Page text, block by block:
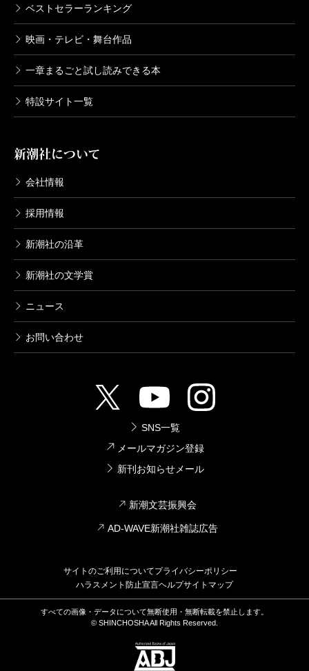
ベストセラーランキング
映画・テレビ・舞台作品
一章まるごと試し読みできる本
特設サイト一覧
新潮社について
会社情報
採用情報
新潮社の沿革
新潮社の文学賞
ニュース
お問い合わせ
SNS一覧
メールマガジン登録
新刊お知らせメール
新潮文芸振興会
AD-WAVE新潮社雑誌広告
サイトのご利用についてプライバシーポリシー
ハラスメント防止宣言ヘルプサイトマップ
すべての画像・データについて無断使用・無断転載を禁止します。
© SHINCHOSHA All Rights Reserved.